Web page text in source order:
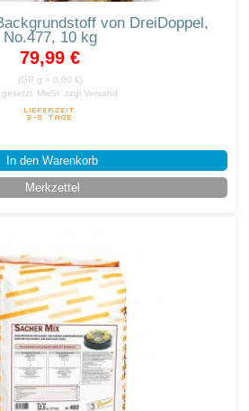
von DreiDoppel,
No.477, 10 kg
79,99 €
(GP g = 0,00 €)
gesetzl. MwSt.
zzgl.Versand
In den Warenkorb
Merkzettel